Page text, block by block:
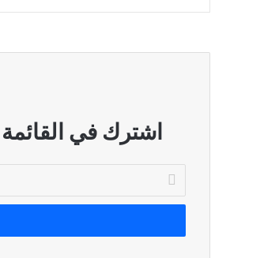
اشترك في
بريدك
الإلكتروني